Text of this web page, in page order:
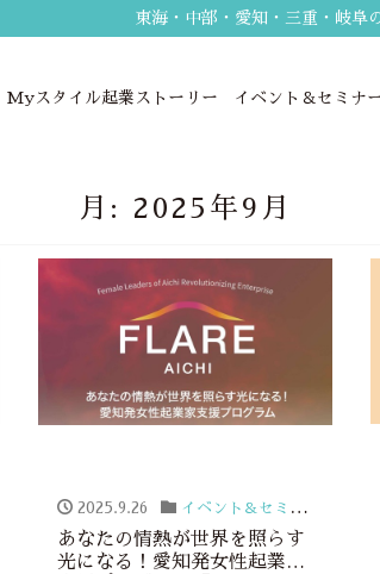
東海・中部・愛知・三重・岐阜
Myスタイル起業ストーリー イベント＆セミナ
月: 2025年9月
お知らせ・新着情報
2025.9.26 イベント＆セミナー
あなたの情熱が世界を照らす
光になる！愛知発女性起業家